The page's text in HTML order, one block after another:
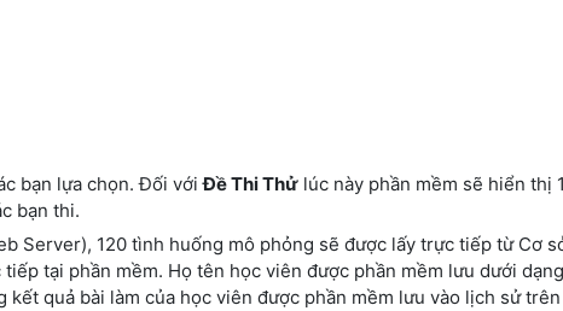
bạn lựa chọn. Đối vớiĐề Thi Thử lúc này phần mềm sẽ hiển thị
bạn thi.
Server), 120 tình huống mô phỏng sẽ được lấy trực tiếp từ Cơ
tại phần mềm. Họ tên học viên được phần mềm lưu dưới
quả bài làm của học viên được phần mềm lưu vào lịch sử